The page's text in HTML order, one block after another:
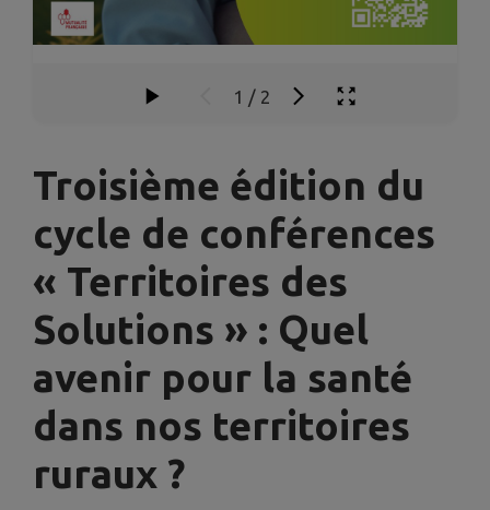
1 / 2
Troisième édition du
cycle de conférences
« Territoires des
Solutions » : Quel
avenir pour la santé
dans nos territoires
ruraux ?